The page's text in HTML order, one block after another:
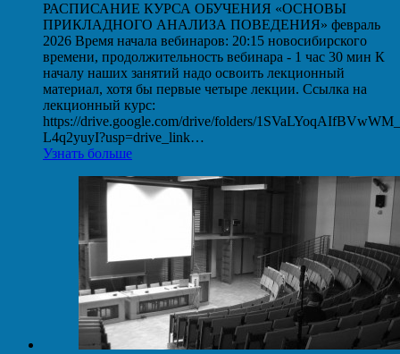
РАСПИСАНИЕ КУРСА ОБУЧЕНИЯ «ОСНОВЫ
ПРИКЛАДНОГО АНАЛИЗА ПОВЕДЕНИЯ» февраль
2026 Время начала вебинаров: 20:15 новосибирского
времени, продолжительность вебинара - 1 час 30 мин К
началу наших занятий надо освоить лекционный
материал, хотя бы первые четыре лекции. Ссылка на
лекционный курс:
https://drive.google.com/drive/folders/
L4q2yuyI?usp=drive_link…
Узнать больше